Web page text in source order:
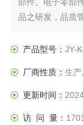
品之研发，品质
产品型号： JY-
厂商性质： 生
更新时间：
访 问 量： 1701